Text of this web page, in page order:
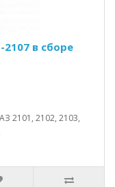
в сборе
2101, 2102, 2103,